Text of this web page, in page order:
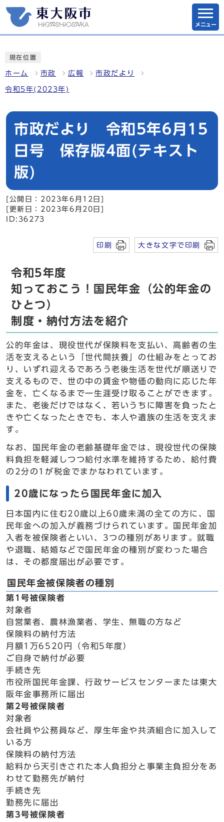
メニュー
現在位置
ホーム 市政 広報 市政だより
令和5年(2023年)
市政だより 令和5年6月15
日号 保存版4面(テキスト
版)
[公開日：2023年6月12日]
[更新日：2023年6月20日]
ID:36273
印刷 大きな文字で印刷
令和5年度
知っておこう！国民年金（公的年金の
ひとつ）
制度・納付方法を紹介
公的年金は、現役世代が保険料を支払い、高齢者の生
活を支えるという「世代間扶養」の仕組みをとってお
り、いずれ迎えるであろう老後生活を世代が順送りで
支えるもので、世の中の賃金や物価の動向に応じた年
金を、亡くなるまで一生涯受け取ることができます。
また、老後だけではなく、若いうちに障害を負ったと
きや亡くなったときでも、本人や遺族の生活を支えま
す。
なお、国民年金の老齢基礎年金では、現役世代の保険
料負担を軽減しつつ給付水準を維持するため、給付費
の2分の1が税金でまかなわれています。
20歳になったら国民年金に加入
日本国内に住む20歳以上60歳未満の全ての方に、国
民年金への加入が義務づけられています。国民年金加
入者を被保険者といい、3つの種別があります。就職
や退職、結婚などで国民年金の種別が変わった場合
は、その都度届出が必要です。
国民年金被保険者の種別
第1号被保険者
対象者
自営業者、農林漁業者、学生、無職の方など
保険料の納付方法
月額1万6520円（令和5年度）
ご自身で納付が必要
手続き先
市役所国民年金課、行政サービスセンターまたは東大
阪年金事務所に届出
第2号被保険者
対象者
会社員や公務員など、厚生年金や共済組合に加入して
いる方
保険料の納付方法
給料から天引きされた本人負担分と事業主負担分をあ
わせて勤務先が納付
手続き先
勤務先に届出
第3号被保険者